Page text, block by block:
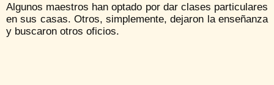
Algunos maestros han optado por dar clases particulares
en sus casas. Otros, simplemente, dejaron la enseñanza
y buscaron otros oficios.